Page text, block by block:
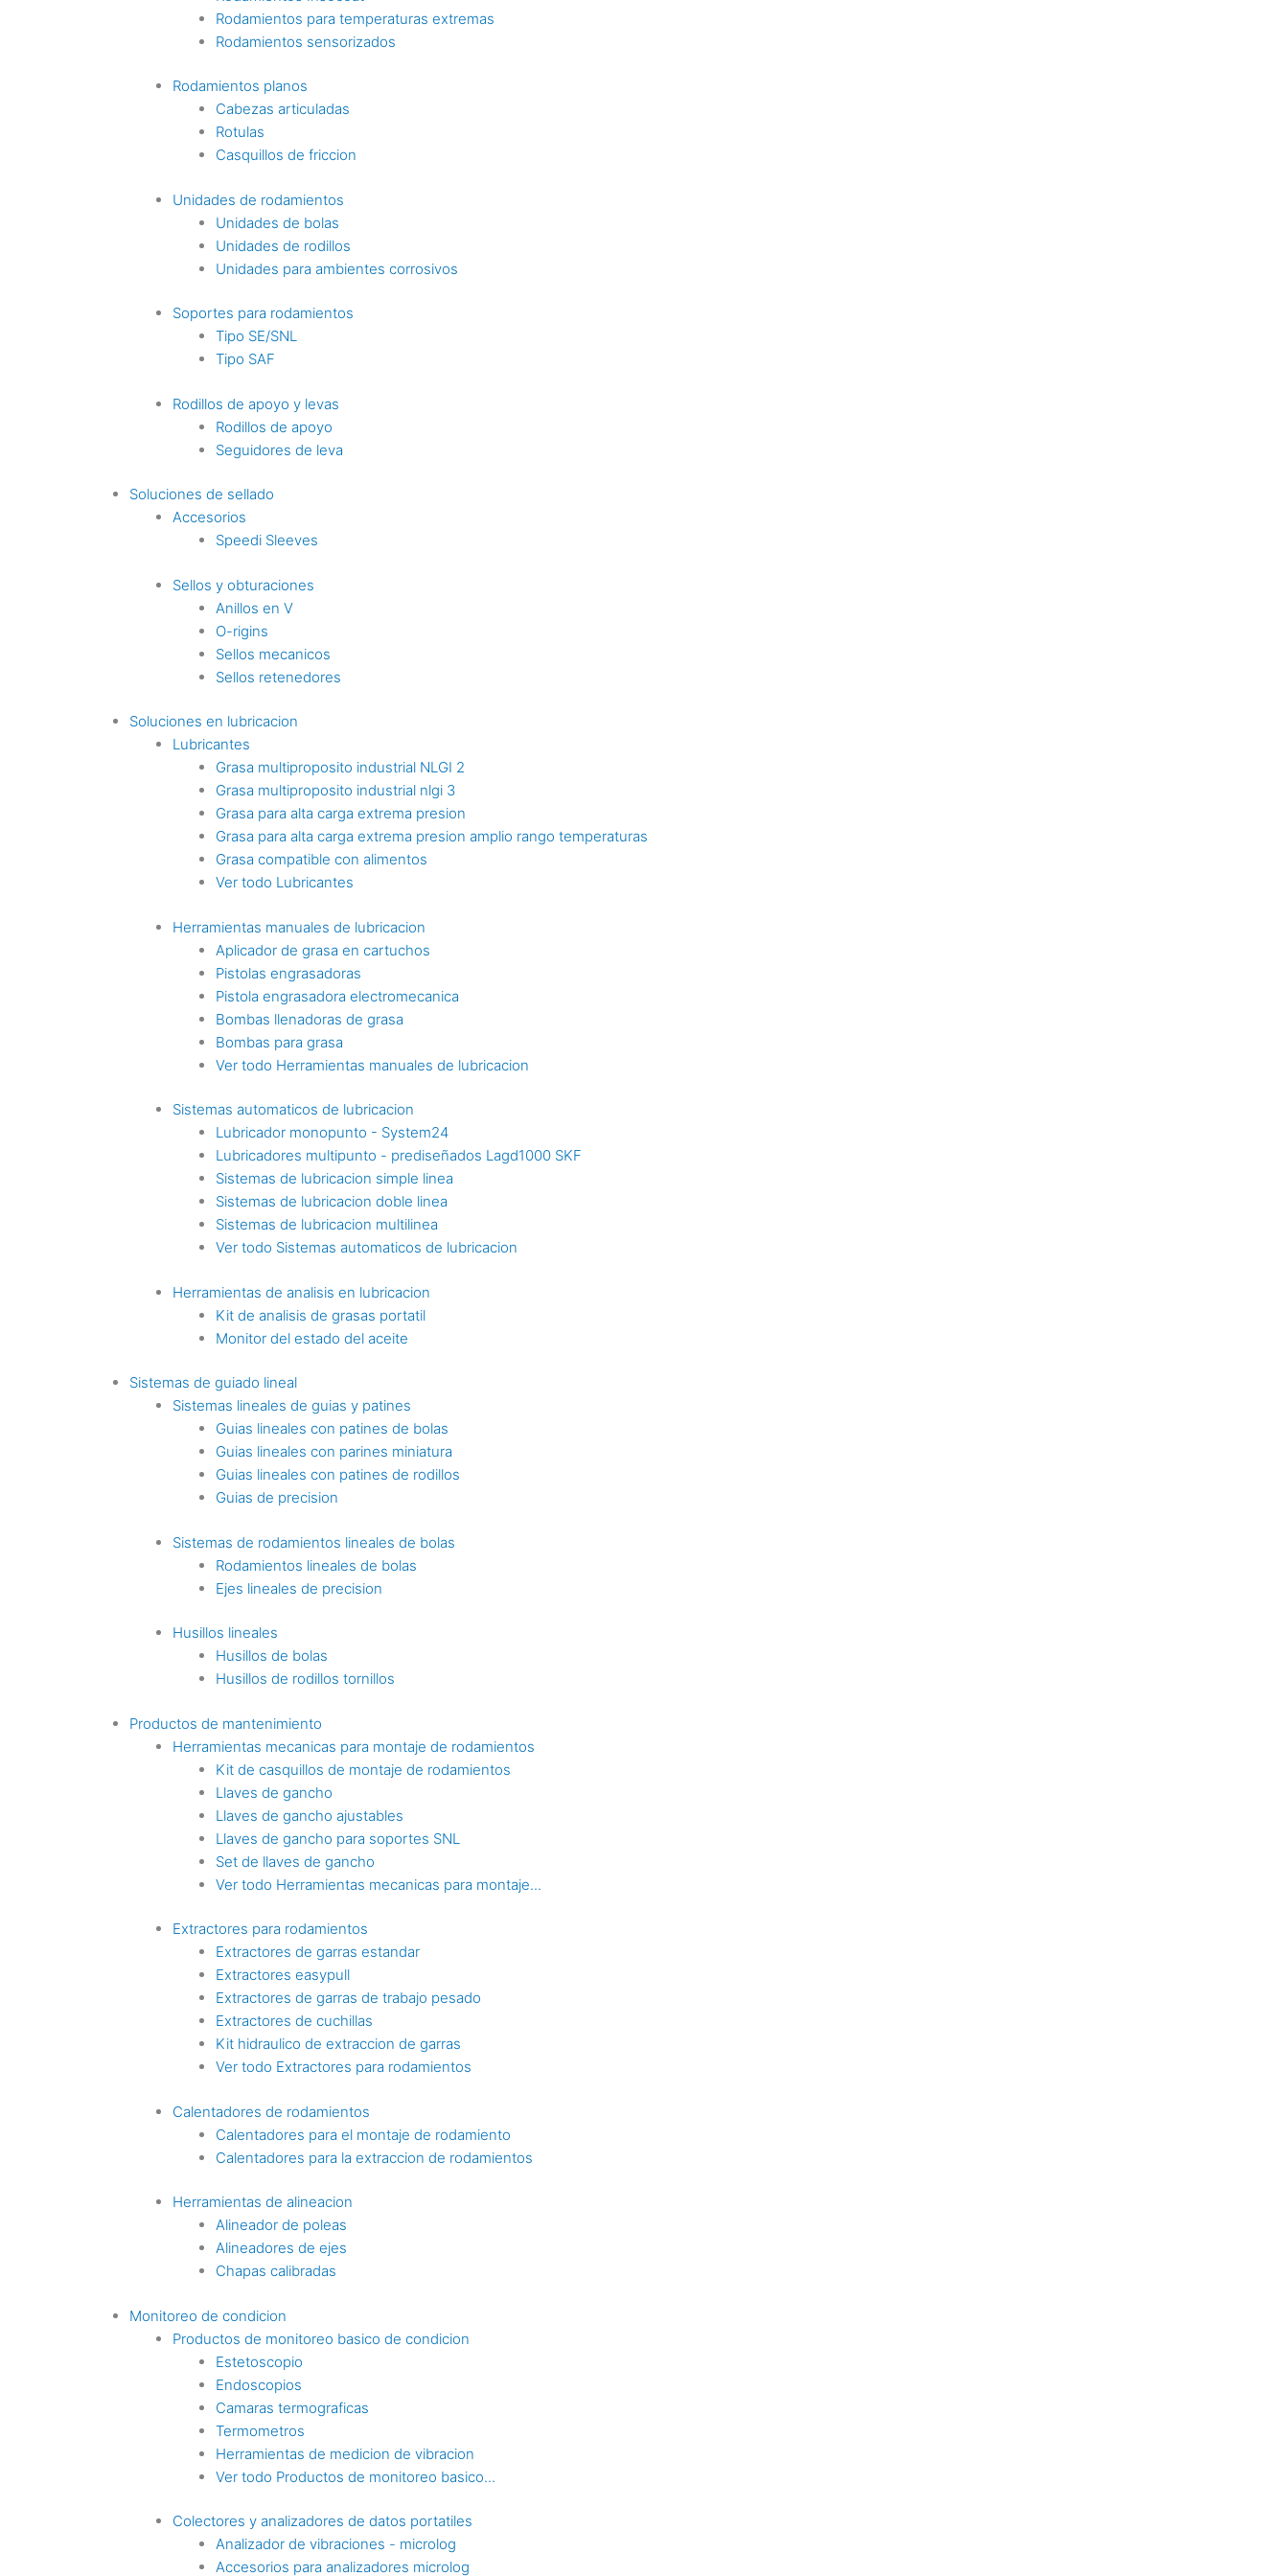
Rodamientos para temperaturas extremas
Rodamientos sensorizados
Rodamientos planos
Cabezas articuladas
Rotulas
Casquillos de friccion
Unidades de rodamientos
Unidades de bolas
Unidades de rodillos
Unidades para ambientes corrosivos
Soportes para rodamientos
Tipo SE/SNL
Tipo SAF
Rodillos de apoyo y levas
Rodillos de apoyo
Seguidores de leva
Soluciones de sellado
Accesorios
Speedi Sleeves
Sellos y obturaciones
Anillos en V
O-rigins
Sellos mecanicos
Sellos retenedores
Soluciones en lubricacion
Lubricantes
Grasa multiproposito industrial NLGI 2
Grasa multiproposito industrial nlgi 3
Grasa para alta carga extrema presion
Grasa para alta carga extrema presion amplio rango temperaturas
Grasa compatible con alimentos
Ver todo Lubricantes
Herramientas manuales de lubricacion
Aplicador de grasa en cartuchos
Pistolas engrasadoras
Pistola engrasadora electromecanica
Bombas llenadoras de grasa
Bombas para grasa
Ver todo Herramientas manuales de lubricacion
Sistemas automaticos de lubricacion
Lubricador monopunto - System24
Lubricadores multipunto - prediseñados Lagd1000 SKF
Sistemas de lubricacion simple linea
Sistemas de lubricacion doble linea
Sistemas de lubricacion multilinea
Ver todo Sistemas automaticos de lubricacion
Herramientas de analisis en lubricacion
Kit de analisis de grasas portatil
Monitor del estado del aceite
Sistemas de guiado lineal
Sistemas lineales de guias y patines
Guias lineales con patines de bolas
Guias lineales con parines miniatura
Guias lineales con patines de rodillos
Guias de precision
Sistemas de rodamientos lineales de bolas
Rodamientos lineales de bolas
Ejes lineales de precision
Husillos lineales
Husillos de bolas
Husillos de rodillos tornillos
Productos de mantenimiento
Herramientas mecanicas para montaje de rodamientos
Kit de casquillos de montaje de rodamientos
Llaves de gancho
Llaves de gancho ajustables
Llaves de gancho para soportes SNL
Set de llaves de gancho
Ver todo Herramientas mecanicas para montaje...
Extractores para rodamientos
Extractores de garras estandar
Extractores easypull
Extractores de garras de trabajo pesado
Extractores de cuchillas
Kit hidraulico de extraccion de garras
Ver todo Extractores para rodamientos
Calentadores de rodamientos
Calentadores para el montaje de rodamiento
Calentadores para la extraccion de rodamientos
Herramientas de alineacion
Alineador de poleas
Alineadores de ejes
Chapas calibradas
Monitoreo de condicion
Productos de monitoreo basico de condicion
Estetoscopio
Endoscopios
Camaras termograficas
Termometros
Herramientas de medicion de vibracion
Ver todo Productos de monitoreo basico...
Colectores y analizadores de datos portatiles
Analizador de vibraciones - microlog
Accesorios para analizadores microlog